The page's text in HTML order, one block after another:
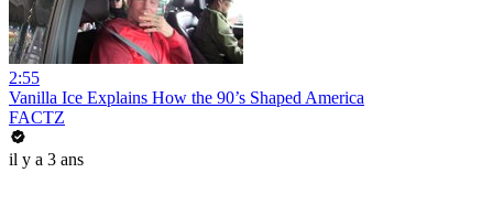
2:55
Vanilla Ice Explains How the 90’s Shaped America
FACTZ
il y a 3 ans